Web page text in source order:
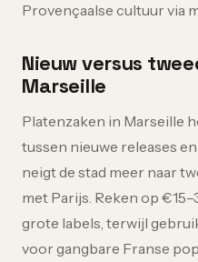
Provençaalse cultuur via
Nieuw versus
Marseille
Platenzaken in Marseille
tussen nieuwe releases
neigt de stad meer naar
met Parijs. Reken op
grote labels, terwijl
voor gangbare Franse